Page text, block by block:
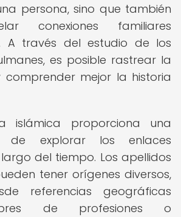
persona, sino que también
conexiones familiares
A través del estudio de los
es posible rastrear la
comprender mejor la historia
islámica proporciona una
de explorar los enlaces
del tiempo. Los apellidos
tener orígenes diversos,
referencias geográficas
de profesiones o